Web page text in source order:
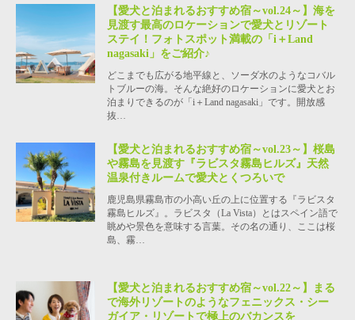
【愛犬と泊まれるおすすめ宿～vol.24～】海を
見渡す最高のロケーションで愛犬とリゾート
ステイ！フォトスポット満載の「i＋Land
nagasaki」をご紹介♪
どこまでも広がる地平線と、ソーダ水のようなコバル
トブルーの海。そんな絶好のロケーションに愛犬とお
泊まりできるのが「i＋Land nagasaki」です。開放感
抜…
【愛犬と泊まれるおすすめ宿～vol.23～】桜島
や霧島を見渡す『ラビスタ霧島ヒルズ』天然
温泉付きルームで愛犬とくつろいで
鹿児島県霧島市の小高い丘の上に位置する『ラビスタ
霧島ヒルズ』。ラビスタ（La Vista）とはスペイン語で
眺めや景色を意味する言葉。その名の通り、ここは桜
島、霧…
【愛犬と泊まれるおすすめ宿～vol.22～】まる
で海外リゾートのようなフェニックス・シー
ガイア・リゾートで極上のバカンスを